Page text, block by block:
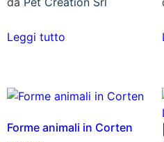
Leggi tutto
Forme animali in Corten